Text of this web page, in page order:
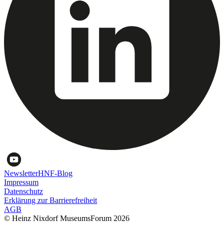
NewsletterHNF-Blog
Impressum
Datenschutz
Erklärung zur Barrierefreiheit
AGB
© Heinz Nixdorf MuseumsForum 2026